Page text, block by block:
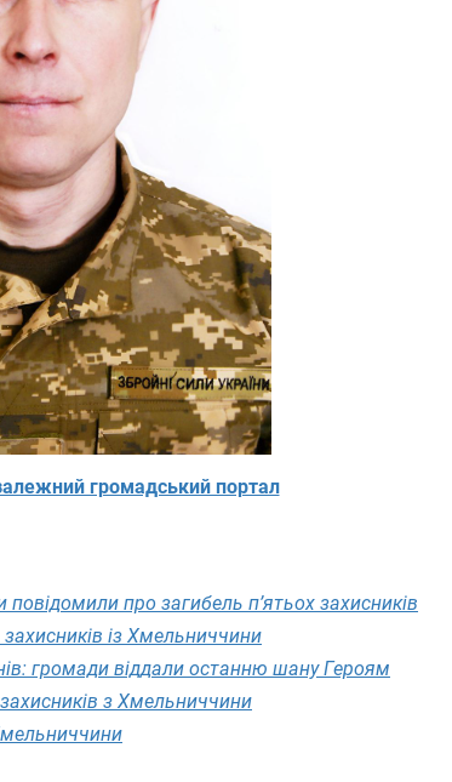
громадський портал
про загибель п’ятьох захисників
із Хмельниччини
громади віддали останню шану Героям
з Хмельниччини